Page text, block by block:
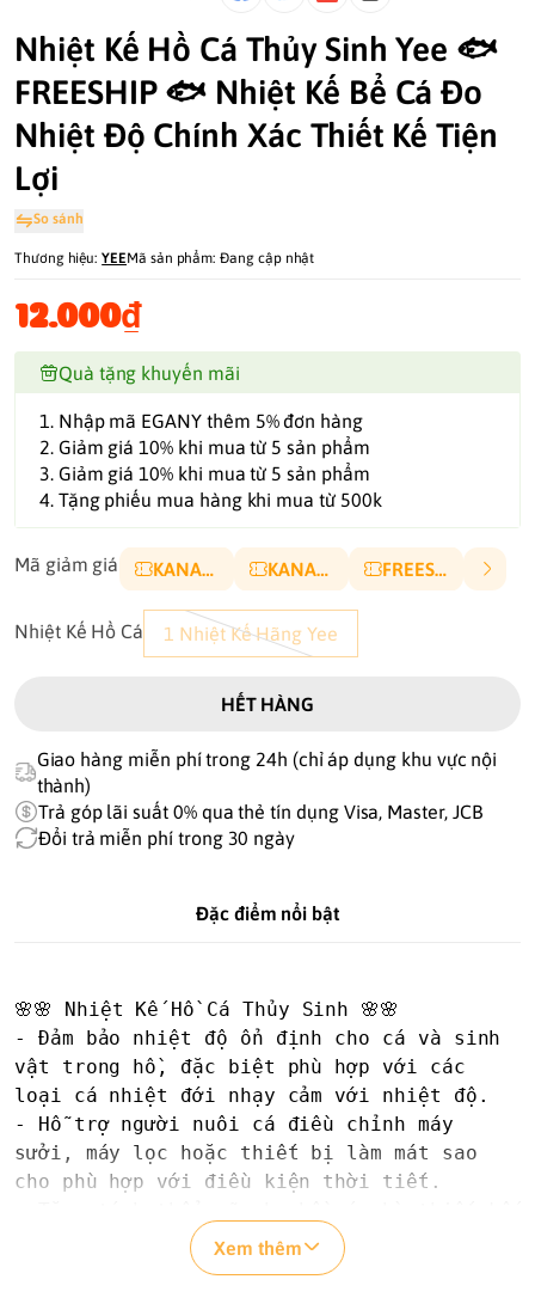
Nhiệt Kế Hồ Cá Thủy Sinh Yee 🐟
FREESHIP 🐟 Nhiệt Kế Bể Cá Đo
Nhiệt Độ Chính Xác Thiết Kế Tiện
Lợi
So sánh
Thương hiệu: YEEMã sản phẩm: Đang cập nhật
12.000₫
Quà tặng khuyến mãi
1. Nhập mã EGANY thêm 5% đơn hàng
2. Giảm giá 10% khi mua từ 5 sản phẩm
3. Giảm giá 10% khi mua từ 5 sản phẩm
4. Tặng phiếu mua hàng khi mua từ 500k
Mã giảm giá KANA10P KANA5K FREESHIP
Nhiệt Kế Hồ Cá 1 Nhiệt Kế Hãng Yee
HẾT HÀNG
Giao hàng miễn phí trong 24h (chỉ áp dụng khu vực nội
thành)
Trả góp lãi suất 0% qua thẻ tín dụng Visa, Master, JCB
Đổi trả miễn phí trong 30 ngày
Đặc điểm nổi bật
🌸🌸 Nhiệt Kế Hồ Cá Thủy Sinh 🌸🌸
- Đảm bảo nhiệt độ ổn định cho cá và sinh
vật trong hồ, đặc biệt phù hợp với các
loại cá nhiệt đới nhạy cảm với nhiệt độ.
- Hỗ trợ người nuôi cá điều chỉnh máy
sưởi, máy lọc hoặc thiết bị làm mát sao
cho phù hợp với điều kiện thời tiết.
nhỏ gọn, hiện đại. Xem thêm